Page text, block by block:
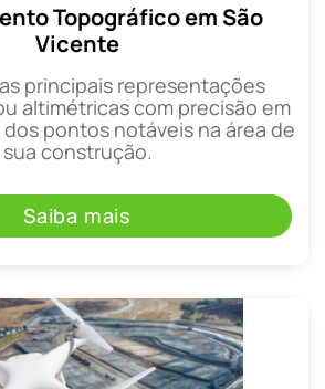
Topográfico em São
Vicente
principais representações
altimétricas com precisão em
pontos notáveis na área de
sua construção.
Saiba mais